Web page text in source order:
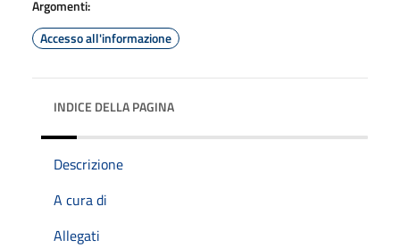
Argomenti:
Accesso all'informazione
INDICE DELLA PAGINA
Descrizione
A cura di
Allegati